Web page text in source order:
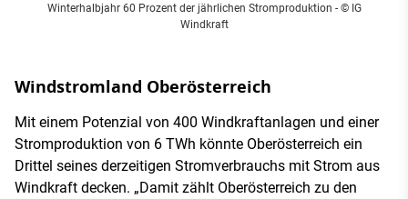
Winterhalbjahr 60 Prozent der jährlichen Stromproduktion - © IG
Windkraft
Windstromland Oberösterreich
Mit einem Potenzial von 400 Windkraftanlagen und einer
Stromproduktion von 6 TWh könnte Oberösterreich ein
Drittel seines derzeitigen Stromverbrauchs mit Strom aus
Windkraft decken. „Damit zählt Oberösterreich zu den